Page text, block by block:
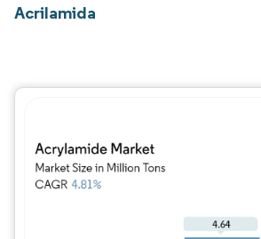
Acrilamida